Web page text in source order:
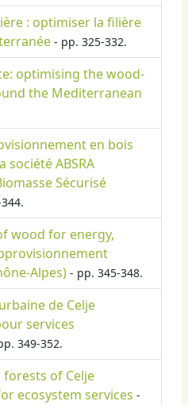
: optimiser la filière
- pp. 325-332.
optimising the wood-
the Mediterranean
en bois
société ABSRA
Sécurisé
wood for energy,
Alpes) - pp. 345-348.
de Celje
services
349-352.
forests of Celje
ecosystem services -